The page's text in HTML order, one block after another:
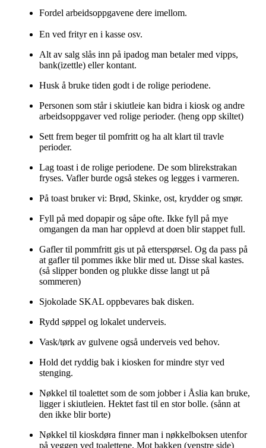
Fordel arbeidsoppgavene dere imellom.
En ved frityr en i kasse osv.
Alt av salg slås inn på ipadog man betaler med vipps,
bank(izettle) eller kontant.
Husk å bruke tiden godt i de rolige periodene.
Personen som står i skiutleie kan bidra i kiosk og andre
arbeidsoppgaver ved rolige perioder. (heng opp skiltet)
Sett frem beger til pomfritt og ha alt klart til travle
perioder.
Lag toast i de rolige periodene. De som blirekstrakan
fryses. Vafler burde også stekes og legges i varmeren.
På toast bruker vi: Brød, Skinke, ost, krydder og smør.
Fyll på med dopapir og såpe ofte. Ikke fyll på mye
omgangen da man har opplevd at doen blir stappet full.
Gafler til pommfritt gis ut på etterspørsel. Og da pass på
at gafler til pommes ikke blir med ut. Disse skal kastes.
(så slipper bonden og plukke disse langt ut på
sommeren)
Sjokolade SKAL oppbevares bak disken.
Rydd søppel og lokalet underveis.
Vask/tørk av gulvene også underveis ved behov.
Hold det ryddig bak i kiosken for mindre styr ved
stenging.
Nøkkel til toalettet som de som jobber i Åslia kan bruke,
ligger i skiutleien. Hektet fast til en stor bolle. (sånn at
den ikke blir borte)
Nøkkel til kioskdøra finner man i nøkkelboksen utenfor
på veggen ved toalettene. Mot bakken (venstre side)